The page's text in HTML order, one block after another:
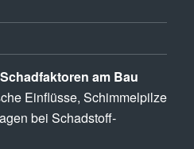
am Bau
Einflüsse, Schimmel­pilze
bei Schadstoff­